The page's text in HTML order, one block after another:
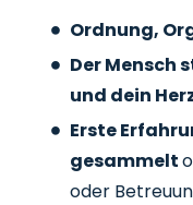
Ordnung,
Der Mensch
und dein
Erste
gesammelt
oder